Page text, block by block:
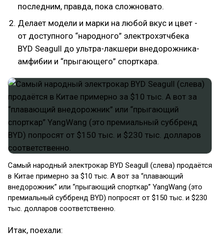
последним, правда, пока сложновато.
Делает модели и марки на любой вкус и цвет -
от доступного “народного” электрохэтчбека
BYD Seagull до ультра-лакшери внедорожника-
амфибии и “прыгающего” спорткара.
Самый народный электрокар BYD Seagull (слева) продаётся
в Китае примерно за $10 тыс. А вот за “плавающий
внедорожник” или “прыгающий спорткар” YangWang (это
премиальный суббренд BYD) попросят от $150 тыс. и $230
тыс. долларов соответственно.
Итак, поехали: